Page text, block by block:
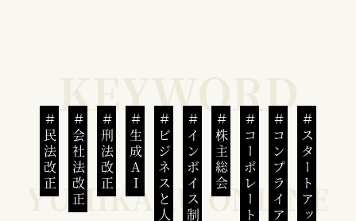
民法改正 会社法改正 刑法改正 生成AI ビジネスと人権インボイス制度 株主総会 コンプライアンススタートアップ